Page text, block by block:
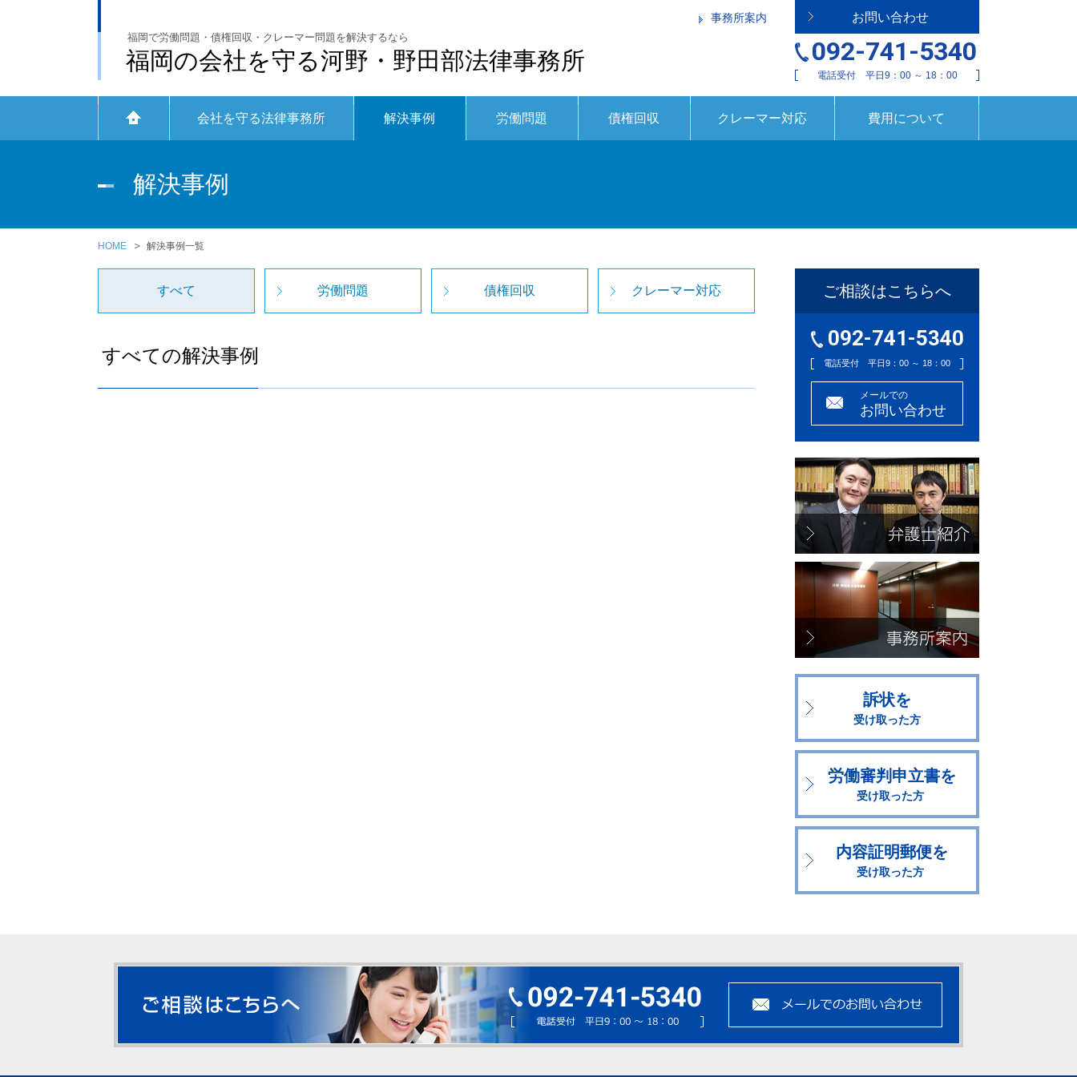
福岡で労働問題・債権回収・クレーマー問題を解決するなら
福岡の会社を守る河野・野田部法律事務所
事務所案内 お問い合わせ
092-741-5340
電話受付 平日9：00 ～ 18：00
会社を守る法律事務所 解決事例 労働問題 債権回収 クレーマー対応 費用について
解決事例
HOME 解決事例一覧
すべて 労働問題 債権回収 クレーマー対応
すべての解決事例
ご相談はこちらへ
092-741-5340
電話受付 平日9：00 ～ 18：00
メールでの
お問い合わせ
訴状を
受け取った方
労働審判申立書を
受け取った方
内容証明郵便を
受け取った方